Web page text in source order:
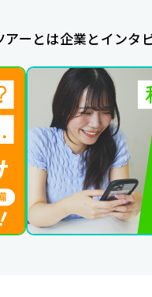
アーとは企業とインタ